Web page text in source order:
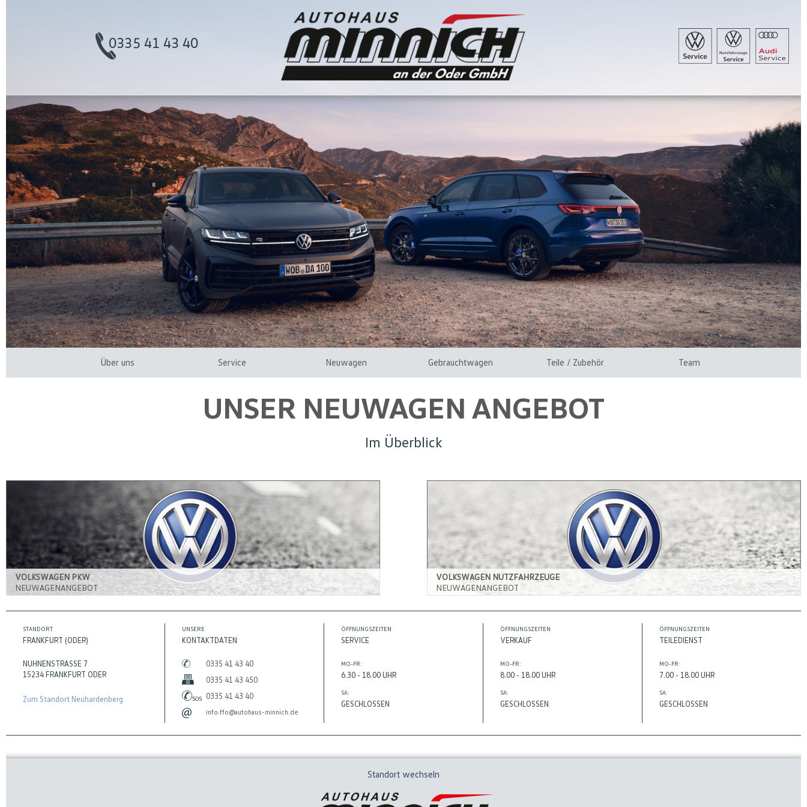
Über uns Service Neuwagen Gebrauchtwagen Teile / Zubehör Team
UNSER NEUWAGEN ANGEBOT
Im Überblick
VOLKSWAGEN PKW
NEUWAGENANGEBOT
VOLKSWAGEN NUTZFAHRZEUGE
NEUWAGENANGEBOT
STANDORT
FRANKFURT (ODER)
NUHNENSTRASSE 7
15234 FRANKFURT ODER
Zum Standort Neuhardenberg
UNSERE
KONTAKTDATEN
0335 41 43 40
0335 41 43 450
0335 41 43 40
info.ffo@autohaus-minnich.de
ÖFFNUNGSZEITEN
SERVICE
MO-FR:
6.30 - 18.00 UHR
SA:
GESCHLOSSEN
ÖFFNUNGSZEITEN
VERKAUF
MO-FR:
8.00 - 18.00 UHR
SA:
GESCHLOSSEN
ÖFFNUNGSZEITEN
TEILEDIENST
MO-FR:
7.00 - 18.00 UHR
SA:
GESCHLOSSEN
Standort wechseln